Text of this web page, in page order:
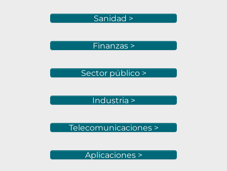
Sanidad >
Finanzas >
Sector público >
Industria >
Telecomunicaciones >
Aplicaciones >